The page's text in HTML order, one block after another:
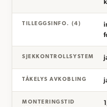
TILLEGGSINFO. (4)
SJEKKONTROLLSYSTEM
TÅKELYS AVKOBLING
MONTERINGSTID